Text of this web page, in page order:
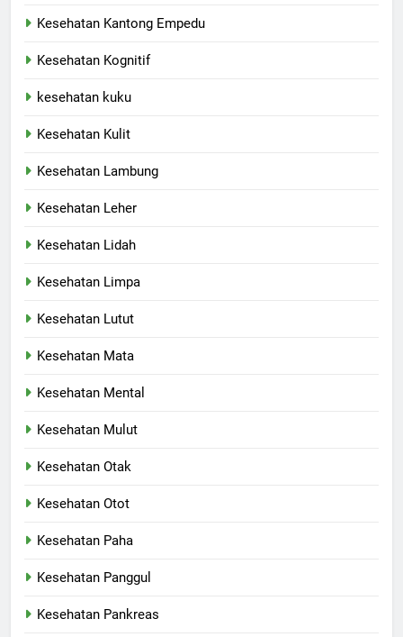
Kesehatan Kantong Empedu
Kesehatan Kognitif
kesehatan kuku
Kesehatan Kulit
Kesehatan Lambung
Kesehatan Leher
Kesehatan Lidah
Kesehatan Limpa
Kesehatan Lutut
Kesehatan Mata
Kesehatan Mental
Kesehatan Mulut
Kesehatan Otak
Kesehatan Otot
Kesehatan Paha
Kesehatan Panggul
Kesehatan Pankreas